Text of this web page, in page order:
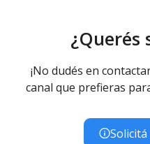
¿Querés
¡No dudés en
canal que prefieras